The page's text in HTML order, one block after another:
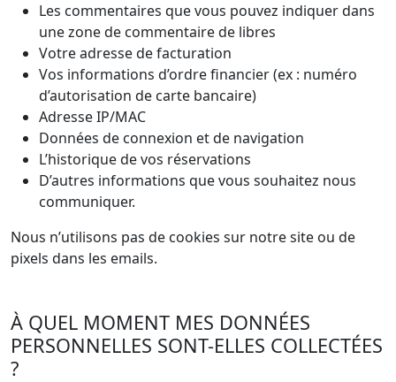
Les commentaires que vous pouvez indiquer dans
une zone de commentaire de libres
Votre adresse de facturation
Vos informations d’ordre financier (ex : numéro
d’autorisation de carte bancaire)
Adresse IP/MAC
Données de connexion et de navigation
L’historique de vos réservations
D’autres informations que vous souhaitez nous
communiquer.
Nous n’utilisons pas de cookies sur notre site ou de
pixels dans les emails.
À QUEL MOMENT MES DONNÉES
PERSONNELLES SONT-ELLES COLLECTÉES
?